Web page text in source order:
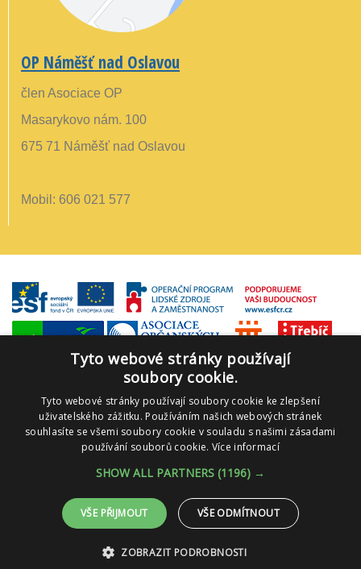
OP Náměšť nad Oslavou
člen Asociace OP
Masarykovo nám. 100
675 71 Náměšť nad Oslavou
Mobil: 606 021 577
Tyto webové stránky používají
soubory cookie.
Tyto webové stránky používají soubory cookie ke zlepšení
uživatelského zážitku. Používáním našich webových stránek
souhlasíte se všemi soubory cookie v souladu s našimi zásadami
používání souborů cookie. Více informací
SHOW ALL PARTNERS (1196) →
VŠE PŘIJMOUT VŠE ODMÍTNOUT
ZOBRAZIT PODROBNOSTI